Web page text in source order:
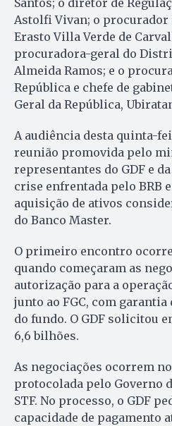
Astolfi Vivan; o procurador
Erasto Villa Verde de
procuradora-geral do
Almeida Ramos; e o
República e chefe de
Geral da República,
A audiência desta quinta-
reunião promovida pelo
representantes do GDF e
crise enfrentada pelo BRB
aquisição de ativos
do Banco Master.
O primeiro encontro
quando começaram as
autorização para a
junto ao FGC, com
do fundo. O GDF solicitou
6,6 bilhões.
As negociações ocorrem
protocolada pelo Governo
STF. No processo, o GDF
capacidade de pagamento